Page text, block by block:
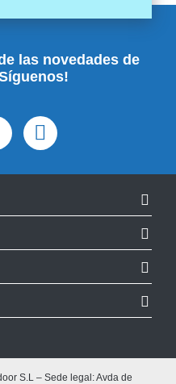
las novedades de
S.L – Sede legal: Avda de